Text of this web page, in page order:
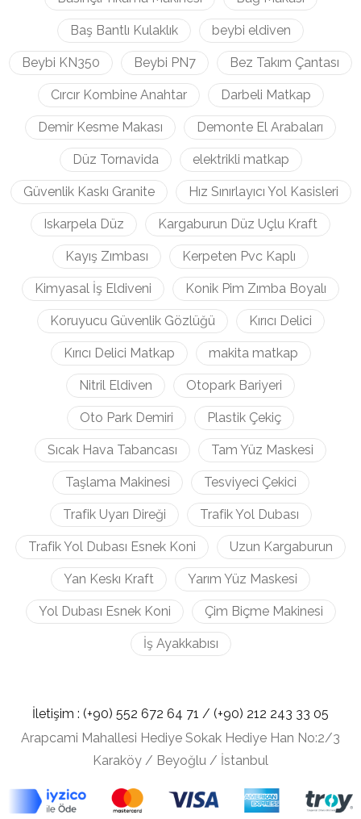
Baş Bantlı Kulaklık beybi eldiven
Beybi KN350 Beybi PN7 Bez Takım Çantası
Cırcır Kombine Anahtar Darbeli Matkap
Demir Kesme Makası Demonte El Arabaları
Düz Tornavida elektrikli matkap
Güvenlik Kaskı Granite Hız Sınırlayıcı Yol Kasisleri
Iskarpela Düz Kargaburun Düz Uçlu Kraft
Kayış Zımbası Kerpeten Pvc Kaplı
Kimyasal İş Eldiveni Konik Pim Zımba Boyalı
Koruyucu Güvenlik Gözlüğü Kırıcı Delici
Kırıcı Delici Matkap makita matkap
Nitril Eldiven Otopark Bariyeri
Oto Park Demiri Plastik Çekiç
Sıcak Hava Tabancası Tam Yüz Maskesi
Taşlama Makinesi Tesviyeci Çekici
Trafik Uyarı Direği Trafik Yol Dubası
Trafik Yol Dubası Esnek Koni Uzun Kargaburun
Yan Keskı Kraft Yarım Yüz Maskesi
Yol Dubası Esnek Koni Çim Biçme Makinesi
İş Ayakkabısı
İletişim : (+90) 552 672 64 71 / (+90) 212 243 33 05
Arapcami Mahallesi Hediye Sokak Hediye Han No:2/3
Karaköy / Beyoğlu / İstanbul